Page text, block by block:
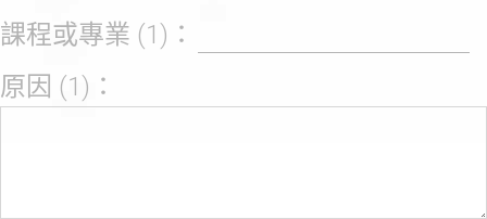
課程或專業 (1)：
原因 (1)：